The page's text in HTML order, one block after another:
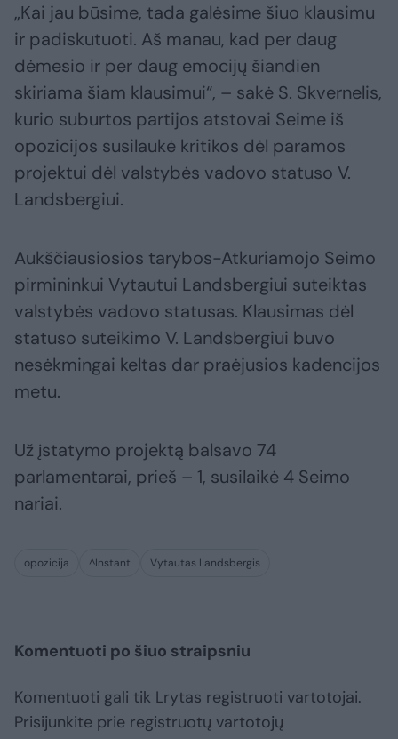
„Kai jau būsime, tada galėsime šiuo klausimu
ir padiskutuoti. Aš manau, kad per daug
dėmesio ir per daug emocijų šiandien
skiriama šiam klausimui“, – sakė S. Skvernelis,
kurio suburtos partijos atstovai Seime iš
opozicijos susilaukė kritikos dėl paramos
projektui dėl valstybės vadovo statuso V.
Landsbergiui.
Aukščiausiosios tarybos-Atkuriamojo Seimo
pirmininkui Vytautui Landsbergiui suteiktas
valstybės vadovo statusas. Klausimas dėl
statuso suteikimo V. Landsbergiui buvo
nesėkmingai keltas dar praėjusios kadencijos
metu.
Už įstatymo projektą balsavo 74
parlamentarai, prieš – 1, susilaikė 4 Seimo
nariai.
opozicija ^Instant Vytautas Landsbergis
Komentuoti po šiuo straipsniu
Komentuoti gali tik Lrytas registruoti vartotojai.
Prisijunkite prie registruotų vartotojų